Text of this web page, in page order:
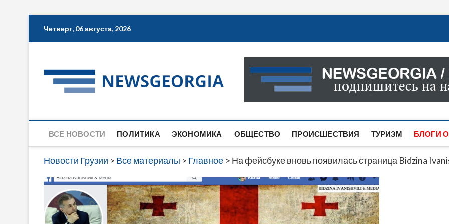
Четверг, 06 августа, 2026
Новости Грузии
САМАЯ АКТУАЛЬНАЯ ИНФОРМАЦИЯ О СОБЫТИЯХ
САЙТЕ ВЫ НАЙДЕТЕ НОВОСТИ ПОЛИТИКИ,
ВСЕ НОВОСТИ ПОЛИТИКА ЭКОНОМИКА ОБЩЕСТВО ПРОИСШЕСТВИЯ ТУРИЗМ БЛОГИ
Новости Грузии > Все материалы > Главное > На фейсбуке вновь появилась страница Bidzina